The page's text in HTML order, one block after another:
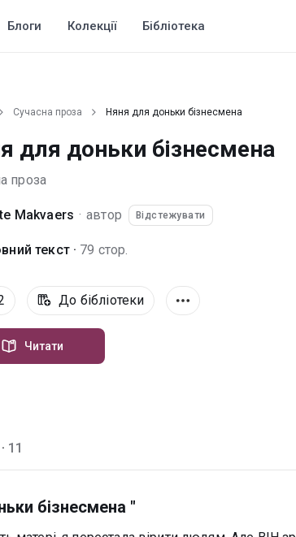
Блоги Колекції Бібліотека
Сучасна проза Няня для доньки бізнесмена
для доньки бізнесмена
проза
Makvaers · автор Відстежувати
текст · 79 стор.
До бібліотеки
Читати
11
бізнесмена "